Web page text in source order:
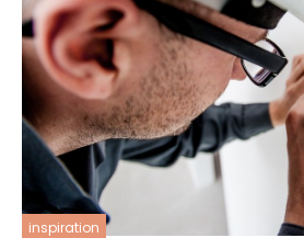
inspiration